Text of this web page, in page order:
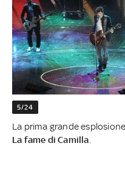
5/24
La prima grande
La fame di Camilla